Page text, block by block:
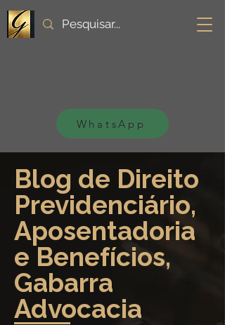
WhatsApp
Blog de Direito
Previdenciário,
Aposentadoria
e Benefícios,
Gabarra
Advocacia